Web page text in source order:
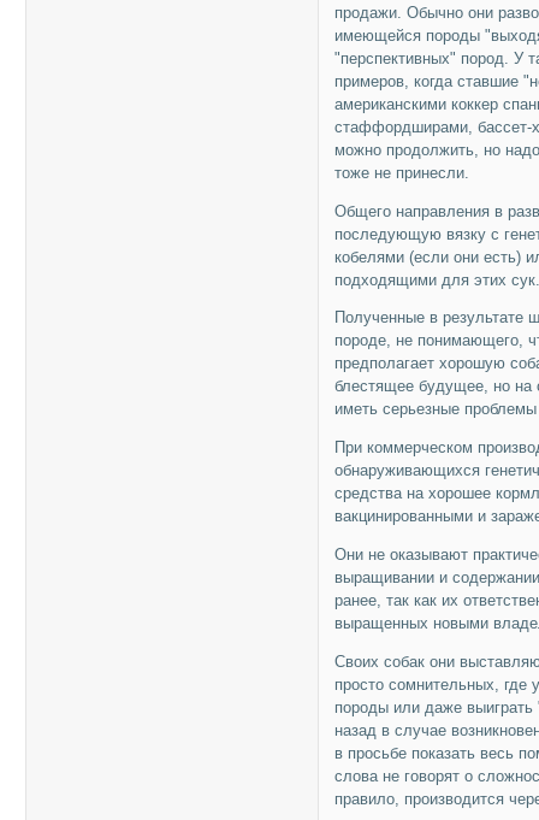
продажи. Обычно они
имеющейся породы
"перспективных" пород. У
примеров, когда ставшие
американскими коккер
стаффордширами, бассет-
можно продолжить, но
тоже не принесли.
Общего направления в
последующую вязку с
кобелями (если они есть)
подходящими для этих
Полученные в результате
породе, не понимающего,
предполагает хорошую
блестящее будущее, но на
иметь серьезные
При коммерческом
обнаруживающихся
средства на хорошее
вакцинированными и
Они не оказывают
выращивании и
ранее, так как их
выращенных новыми
Своих собак они
просто сомнительных, где
породы или даже
назад в случае
в просьбе показать весь
слова не говорят о
правило, производится